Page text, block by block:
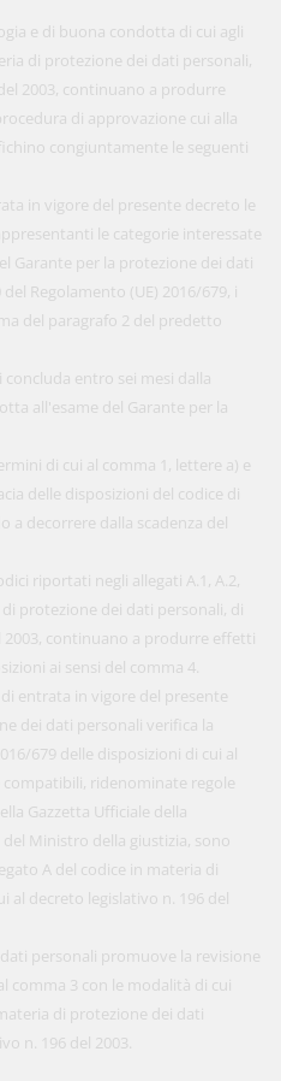
e di buona condotta di cui agli
di protezione dei dati personali,
2003, continuano a produrre
di approvazione cui alla
congiuntamente le seguenti
in vigore del presente decreto le
le categorie interessate
Garante per la protezione dei dati
Regolamento (UE) 2016/679, i
del paragrafo 2 del predetto
entro sei mesi dalla
all'esame del Garante per la
di cui al comma 1, lettere a) e
delle disposizioni del codice di
a decorrere dalla scadenza del
riportati negli allegati A.1, A.2,
di protezione dei dati personali, di
2003, continuano a produrre effetti
ai sensi del comma 4.
entrata in vigore del presente
dei dati personali verifica la
679 delle disposizioni di cui al
ridenominate regole
Gazzetta Ufficiale della
Ministro della giustizia, sono
A del codice in materia di
al decreto legislativo n. 196 del
personali promuove la revisione
comma 3 con le modalità di cui
di protezione dei dati
n. 196 del 2003.